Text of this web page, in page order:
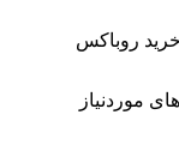
روباکس
موردنیاز